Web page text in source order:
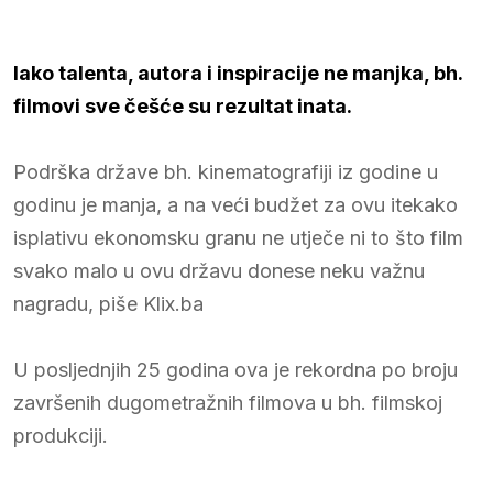
Iako talenta, autora i inspiracije ne manjka, bh.
filmovi sve češće su rezultat inata.
Podrška države bh. kinematografiji iz godine u
godinu je manja, a na veći budžet za ovu itekako
isplativu ekonomsku granu ne utječe ni to što film
svako malo u ovu državu donese neku važnu
nagradu, piše Klix.ba
U posljednjih 25 godina ova je rekordna po broju
završenih dugometražnih filmova u bh. filmskoj
produkciji.